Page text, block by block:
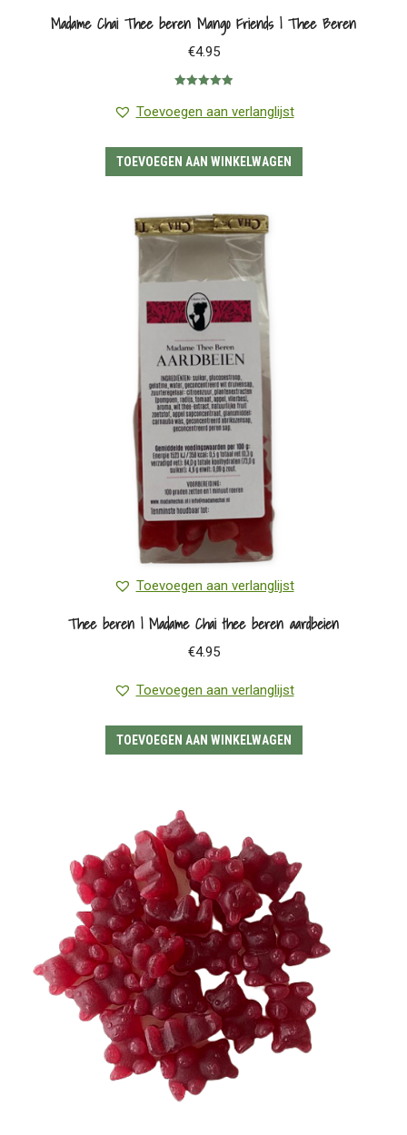
Madame Chai Thee beren Mango Friends | Thee Beren
€4.95
5.00 uit 5
Toevoegen aan verlanglijst
TOEVOEGEN AAN WINKELWAGEN
Toevoegen aan verlanglijst
Thee beren | Madame Chai thee beren aardbeien
€4.95
Toevoegen aan verlanglijst
TOEVOEGEN AAN WINKELWAGEN